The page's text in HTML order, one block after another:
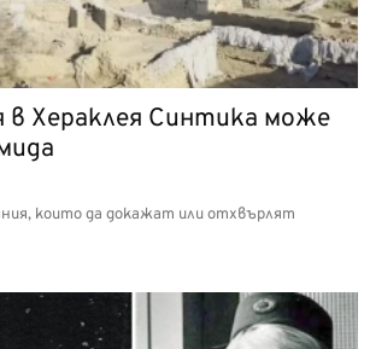
Хераклея Синтика може
които да докажат или отхвърлят